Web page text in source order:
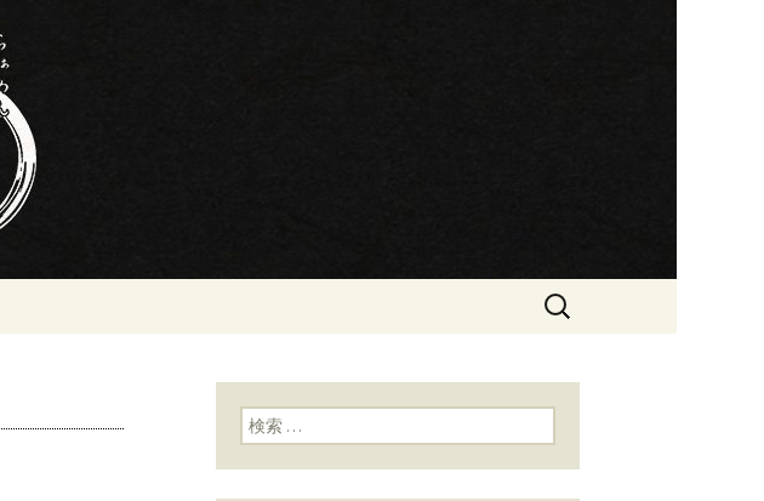
ーメン屋らぁめん
グ
検
検索: